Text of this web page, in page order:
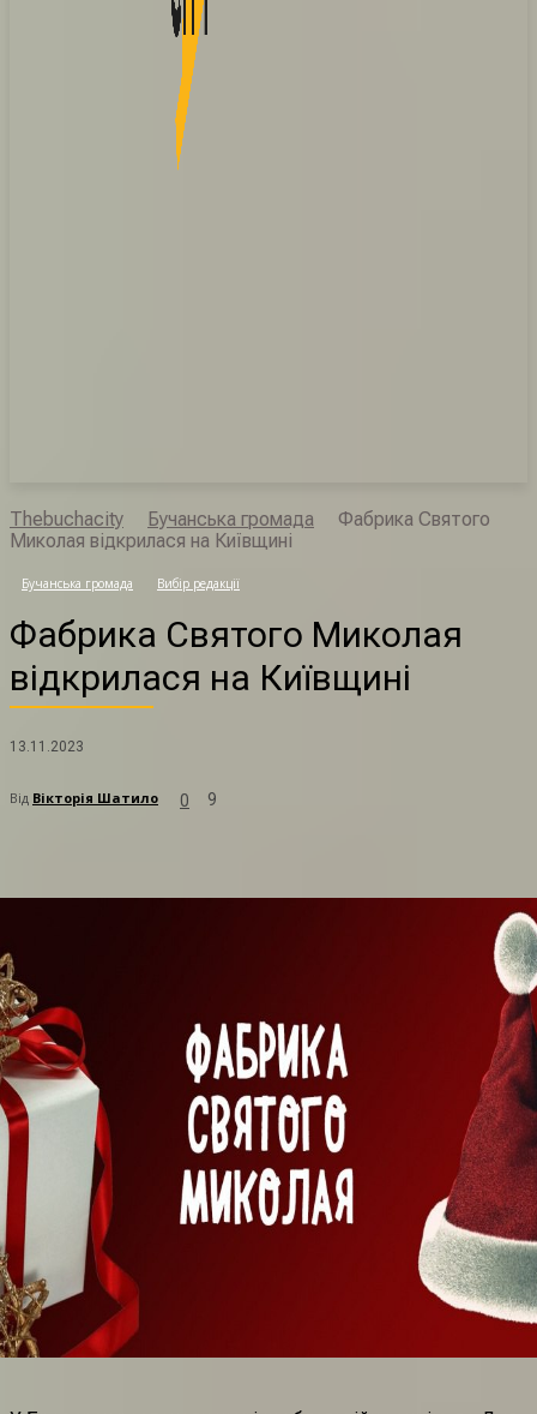
Thebuchacity Бучанська громада
Фабрика Святого
Миколая відкрилася на Київщині
Бучанська громада Вибір редакції
Фабрика Святого Миколая
відкрилася на Київщині
13.11.2023
Від Вікторія Шатило 0 9